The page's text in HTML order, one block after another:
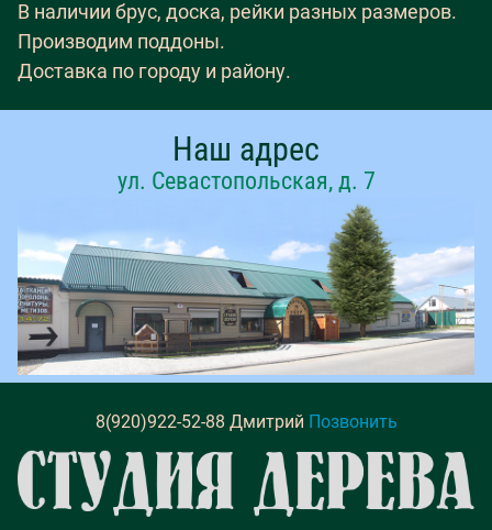
В наличии брус, доска, рейки разных размеров.
Производим поддоны.
Доставка по городу и району.
Наш адрес
ул. Севастопольская, д. 7
8(920)922-52-88 Дмитрий Позвонить